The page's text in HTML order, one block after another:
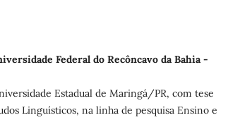
Federal do Recôncavo da Bahia -
Estadual de Maringá/PR, com tese
Linguísticos, na linha de pesquisa Ensino e